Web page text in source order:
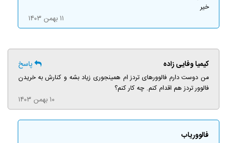
خیر
۱۱ بهمن ۱۴۰۳
کیمیا وفایی زاده پاسخ
من دوست دارم فالوورهای تردز ام همینجوری زیاد بشه و کنارش به خریدن
فالوور تردز هم اقدام کنم. چه کار کنم؟
۱۰ بهمن ۱۴۰۳
فالووریاب